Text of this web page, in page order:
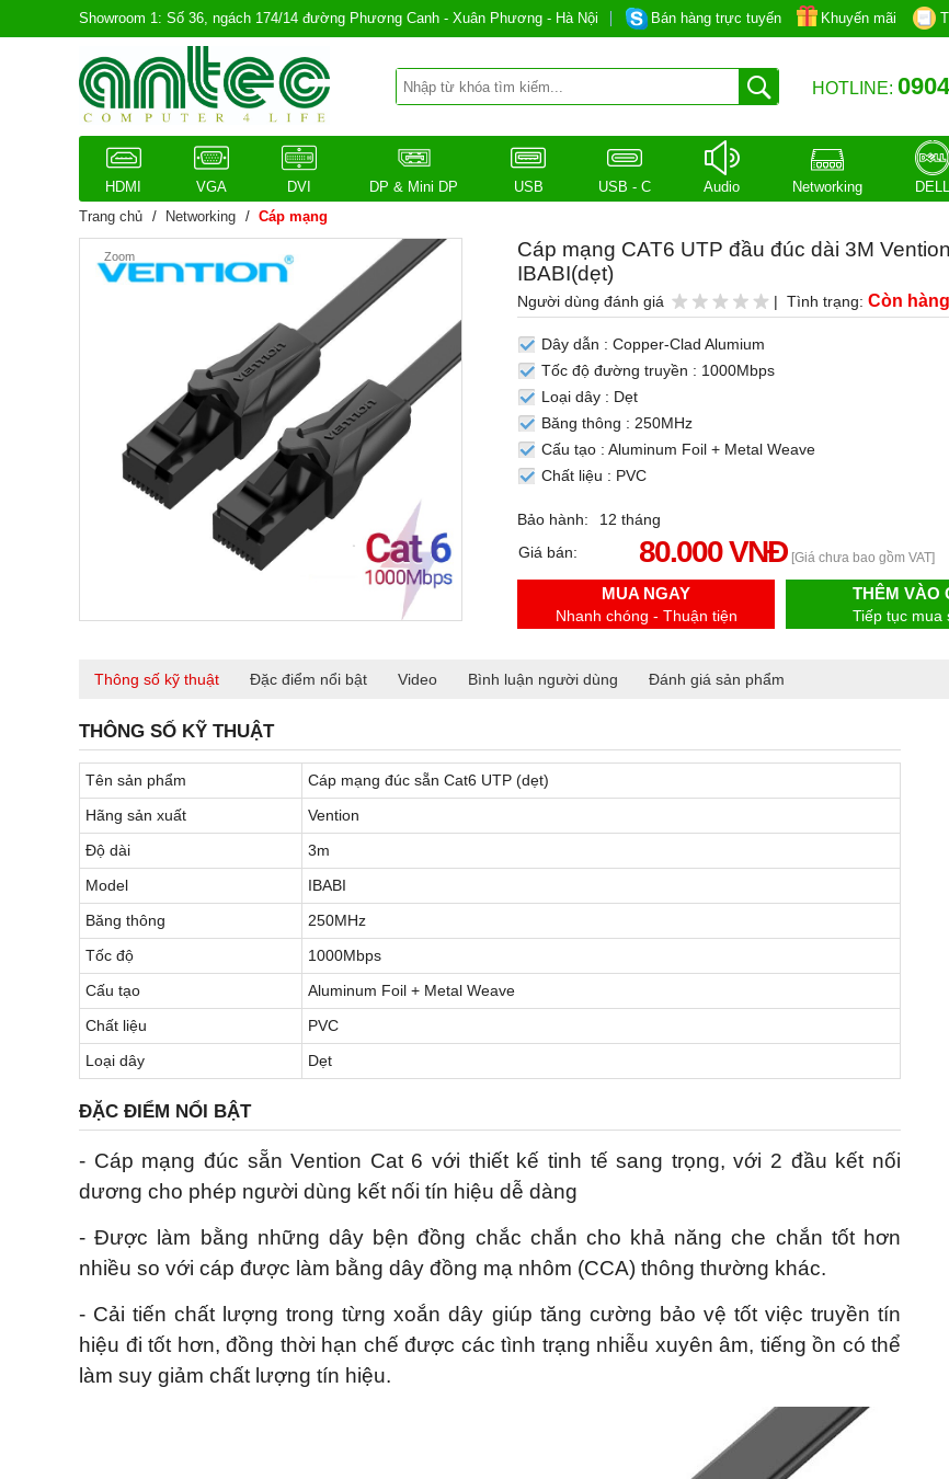
Showroom 1: Số 36, ngách 174/14 đường Phương Canh - Xuân Phương - Hà Nội Bán hàng trực tuyến Khuyến mãi
HOTLINE:
HDMI VGA DVI DP & Mini DP USB USB - C Audio Networking DELL
Trang chủ / Networking / Cáp mạng
Zoom
Cáp mạng CAT6 UTP đầu đúc dài 3M
IBABI(dẹt)
Người dùng đánh giá | Tình trạng: Còn hàng
Dây dẫn : Copper-Clad Alumium
Tốc độ đường truyền : 1000Mbps
Loại dây : Dẹt
Băng thông : 250MHz
Cấu tạo : Aluminum Foil + Metal Weave
Chất liệu : PVC
Bảo hành:
12 tháng
Giá bán:
80.000 VNĐ [Giá chưa bao gồm VAT]
MUA NGAY
Nhanh chóng - Thuận tiện
THÊM VÀO
Tiếp tục mua
Thông số kỹ thuật Đặc điểm nổi bật Video Bình luận người dùng Đánh giá sản phẩm
THÔNG SỐ KỸ THUẬT
Tên sản phẩm
Cáp mạng đúc sẵn Cat6 UTP (dẹt)
Hãng sản xuất
Vention
Độ dài
3m
Model
IBABI
Băng thông
250MHz
Tốc độ
1000Mbps
Cấu tạo
Aluminum Foil + Metal Weave
Chất liệu
PVC
Loại dây
Dẹt
ĐẶC ĐIỂM NỔI BẬT
- Cáp mạng đúc sẵn Vention Cat 6 với thiết kế tinh tế sang trọng, với 2 đầu kết nối
dương cho phép người dùng kết nối tín hiệu dễ dàng
- Được làm bằng những dây bện đồng chắc chắn cho khả năng che chắn tốt hơn
nhiều so với cáp được làm bằng dây đồng mạ nhôm (CCA) thông thường khác.
- Cải tiến chất lượng trong từng xoắn dây giúp tăng cường bảo vệ tốt việc truyền tín
hiệu đi tốt hơn, đồng thời hạn chế được các tình trạng nhiễu xuyên âm, tiếng ồn có thể
làm suy giảm chất lượng tín hiệu.